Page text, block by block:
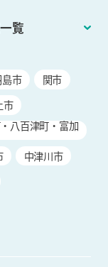
覧
市
関市
市
八百津町・富加
中津川市